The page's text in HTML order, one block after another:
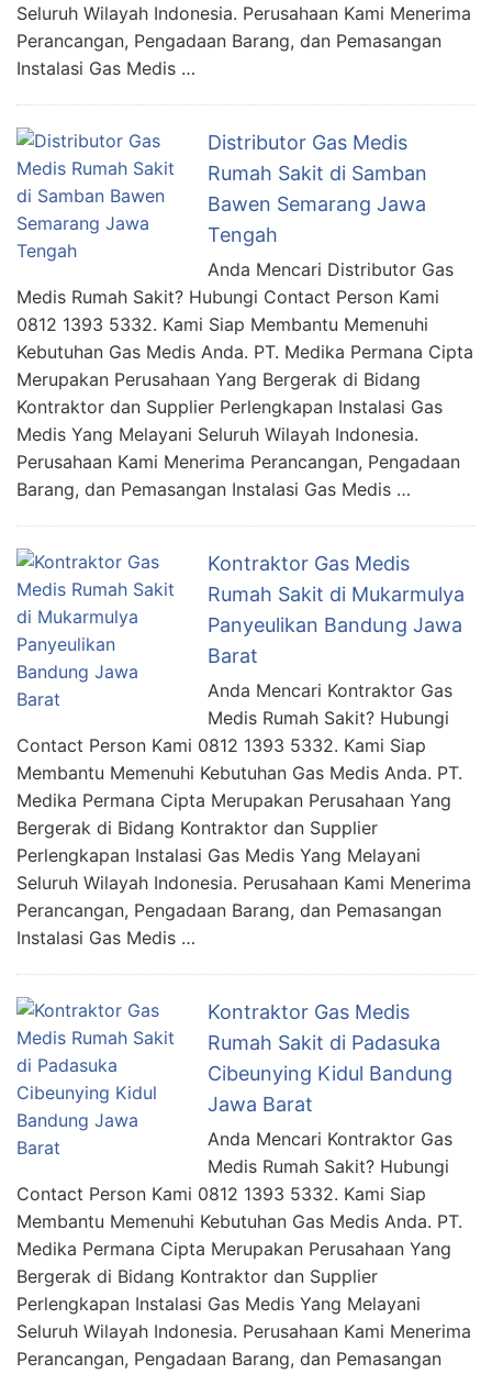
Seluruh Wilayah Indonesia. Perusahaan Kami Menerima
Perancangan, Pengadaan Barang, dan Pemasangan
Instalasi Gas Medis …
Distributor Gas Medis
Rumah Sakit di Samban
Bawen Semarang Jawa
Tengah
Anda Mencari Distributor Gas
Medis Rumah Sakit? Hubungi Contact Person Kami
0812 1393 5332. Kami Siap Membantu Memenuhi
Kebutuhan Gas Medis Anda. PT. Medika Permana Cipta
Merupakan Perusahaan Yang Bergerak di Bidang
Kontraktor dan Supplier Perlengkapan Instalasi Gas
Medis Yang Melayani Seluruh Wilayah Indonesia.
Perusahaan Kami Menerima Perancangan, Pengadaan
Barang, dan Pemasangan Instalasi Gas Medis …
Kontraktor Gas Medis
Rumah Sakit di Mukarmulya
Panyeulikan Bandung Jawa
Barat
Anda Mencari Kontraktor Gas
Medis Rumah Sakit? Hubungi
Contact Person Kami 0812 1393 5332. Kami Siap
Membantu Memenuhi Kebutuhan Gas Medis Anda. PT.
Medika Permana Cipta Merupakan Perusahaan Yang
Bergerak di Bidang Kontraktor dan Supplier
Perlengkapan Instalasi Gas Medis Yang Melayani
Seluruh Wilayah Indonesia. Perusahaan Kami Menerima
Perancangan, Pengadaan Barang, dan Pemasangan
Instalasi Gas Medis …
Kontraktor Gas Medis
Rumah Sakit di Padasuka
Cibeunying Kidul Bandung
Jawa Barat
Anda Mencari Kontraktor Gas
Medis Rumah Sakit? Hubungi
Contact Person Kami 0812 1393 5332. Kami Siap
Membantu Memenuhi Kebutuhan Gas Medis Anda. PT.
Medika Permana Cipta Merupakan Perusahaan Yang
Bergerak di Bidang Kontraktor dan Supplier
Perlengkapan Instalasi Gas Medis Yang Melayani
Seluruh Wilayah Indonesia. Perusahaan Kami Menerima
Perancangan, Pengadaan Barang, dan Pemasangan